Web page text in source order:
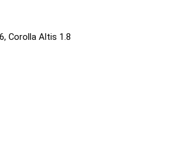
Corolla Altis 1.8